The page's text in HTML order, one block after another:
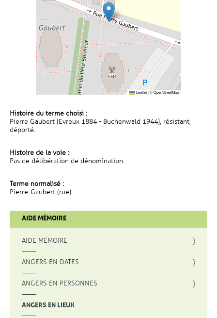
Leaflet|©OpenStreetMap
Histoire du terme choisi :
Pierre Gaubert (Evreux 1884 - Buchenwald 1944), résistant,
déporté.
Histoire de la voie :
Pas de délibération de dénomination.
Terme normalisé :
Pierre-Gaubert (rue)
AIDE MÉMOIRE
AIDE MÉMOIRE
ANGERS EN DATES
ANGERS EN PERSONNES
ANGERS EN LIEUX